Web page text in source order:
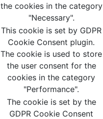
the cookies in the category
"Necessary".
This cookie is set by GDPR
Cookie Consent plugin.
The cookie is used to store
the user consent for the
cookies in the category
"Performance".
The cookie is set by the
GDPR Cookie Consent